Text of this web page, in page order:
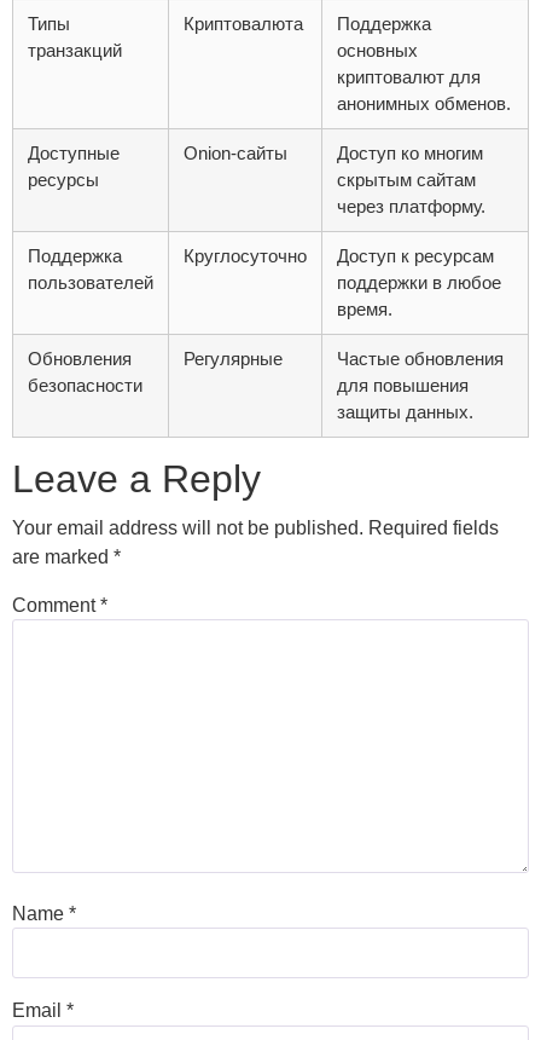
Типы
транзакций
Криптовалюта
Поддержка
основных
криптовалют для
анонимных обменов.
Доступные
ресурсы
Onion-сайты
Доступ ко многим
скрытым сайтам
через платформу.
Поддержка
пользователей
Круглосуточно
Доступ к ресурсам
поддержки в любое
время.
Обновления
безопасности
Регулярные
Частые обновления
для повышения
защиты данных.
Leave a Reply
Your email address will not be published. Required fields
are marked *
Comment*
Name *
Email *